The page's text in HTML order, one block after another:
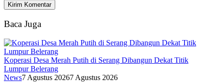
Baca Juga
Koperasi Desa Merah Putih di Serang Dibangun Dekat Titik
Lumpur Belerang
News7 Agustus 20267 Agustus 2026